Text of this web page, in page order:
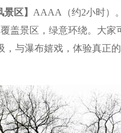
区】 AAAA（约2小时）
盖景区，绿意环绕。大家
与瀑布嬉戏，体验真正